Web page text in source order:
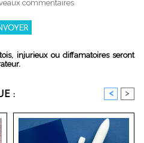
commentaires
injurieux ou diffamatoires seront
: < >